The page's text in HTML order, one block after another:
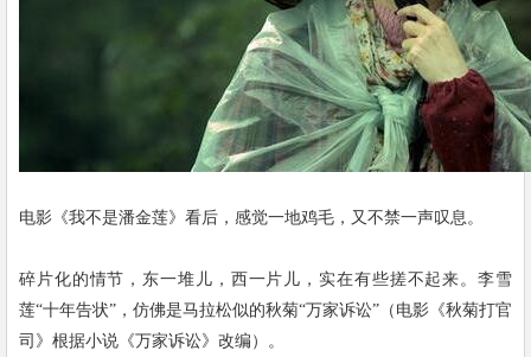
电影《我不是潘金莲》看后，感觉一地鸡毛，又不禁一声叹息。
碎片化的情节，东一堆儿，西一片儿，实在有些搓不起来。李雪
莲“十年告状”，仿佛是马拉松似的秋菊“万家诉讼”（电影《秋菊打官
司》根据小说《万家诉讼》改编）。